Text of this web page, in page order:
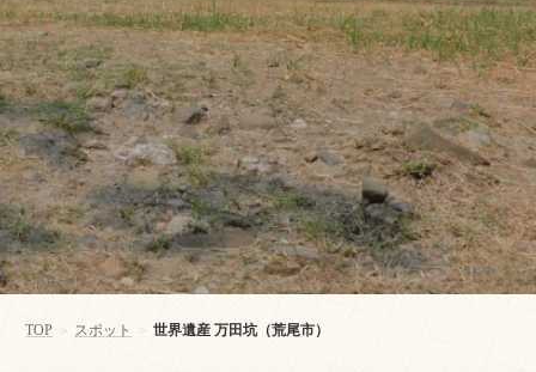
TOP > スポット > 世界遺産 万田坑（荒尾市）